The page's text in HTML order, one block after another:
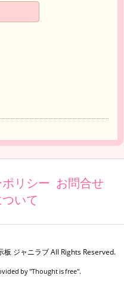
リシー お問合せ
いて
板 ジャニラブAll Rights Reserved.
by "Thought is free".